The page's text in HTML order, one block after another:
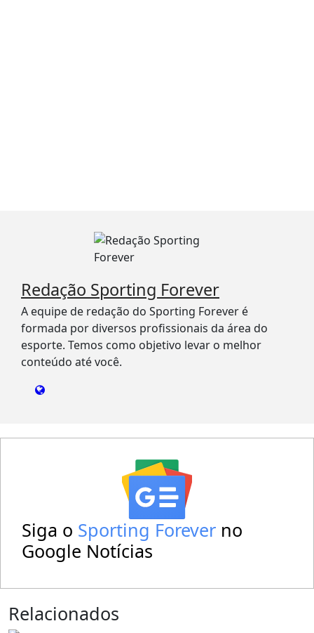
Redação Sporting Forever
A equipe de redação do Sporting Forever é
formada por diversos profissionais da área do
esporte. Temos como objetivo levar o melhor
conteúdo até você.
Siga o Sporting Forever no
Google Notícias
Relacionados